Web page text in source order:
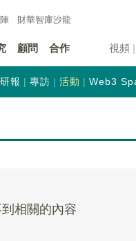
財華智庫沙龍
顧問 合作 視頻
研報 專訪 活動 Web3
相關的內容